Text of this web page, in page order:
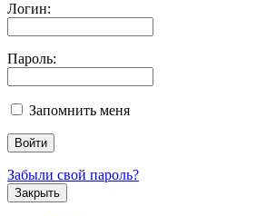
Логин:
Пароль:
Запомнить меня
Забыли свой пароль?
Закрыть